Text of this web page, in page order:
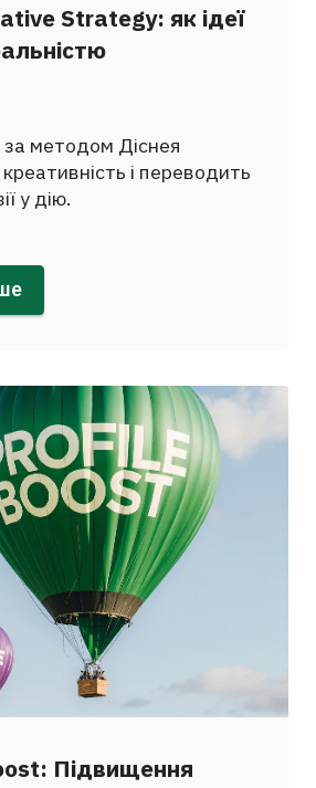
Strategy: як ідеї
методом Діснея
і переводить
у дію.
Підвищення